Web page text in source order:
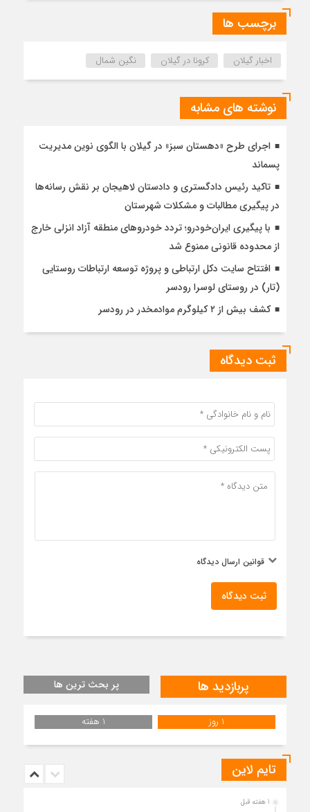
برچسب ها
اخبار گیلان کرونا در گیلان نگین شمال
نوشته های مشابه
اجرای طرح «دهستان سبز» در گیلان با الگوی نوین مدیریت
پسماند
تاکید رئیس دادگستری و دادستان لاهیجان بر نقش رسانه‌ها
در پیگیری مطالبات و مشکلات شهرستان
با پیگیری ایران‌خودرو؛ تردد خودروهای منطقه آزاد انزلی خارج
از محدوده قانونی ممنوع شد
افتتاح سایت دکل ارتباطی و پروژه توسعه ارتباطات روستایی
(تار) در روستای لوسرا رودسر
کشف بیش از ۲ کیلوگرم موادمخدر در رودسر
ثبت دیدگاه
قوانین ارسال دیدگاه
ثبت دیدگاه
پربازدید ها پر بحث ترین ها
1 روز 1 هفته
تایم لاین
1 هفته قبل